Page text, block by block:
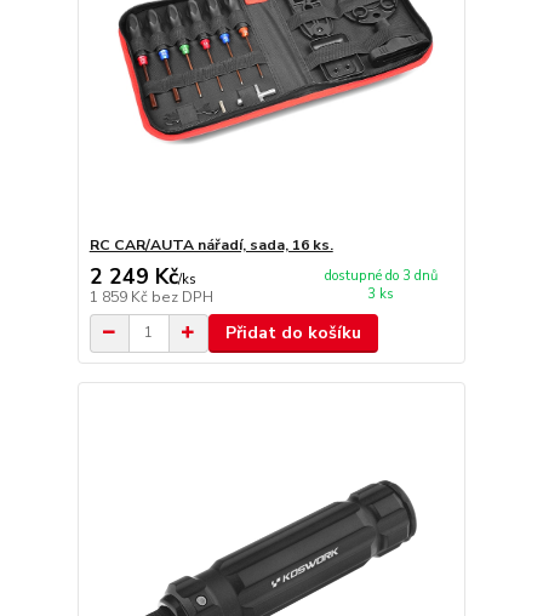
RC CAR/AUTA nářadí, sada, 16 ks.
2 249 Kč/ks
1 859 Kč bez DPH
dostupné do 3 dnů
3 ks
Přidat do košíku